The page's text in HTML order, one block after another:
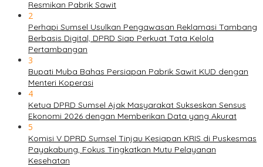
Resmikan Pabrik Sawit
2
Perhapi Sumsel Usulkan Pengawasan Reklamasi Tambang
Berbasis Digital, DPRD Siap Perkuat Tata Kelola
Pertambangan
3
Bupati Muba Bahas Persiapan Pabrik Sawit KUD dengan
Menteri Koperasi
4
Ketua DPRD Sumsel Ajak Masyarakat Sukseskan Sensus
Ekonomi 2026 dengan Memberikan Data yang Akurat
5
Komisi V DPRD Sumsel Tinjau Kesiapan KRIS di Puskesmas
Payakabung, Fokus Tingkatkan Mutu Pelayanan
Kesehatan